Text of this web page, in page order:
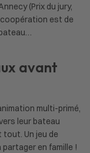
(Prix du jury,
coopération est de
avant
multi-primé,
leur bateau
Un jeu de
en famille !